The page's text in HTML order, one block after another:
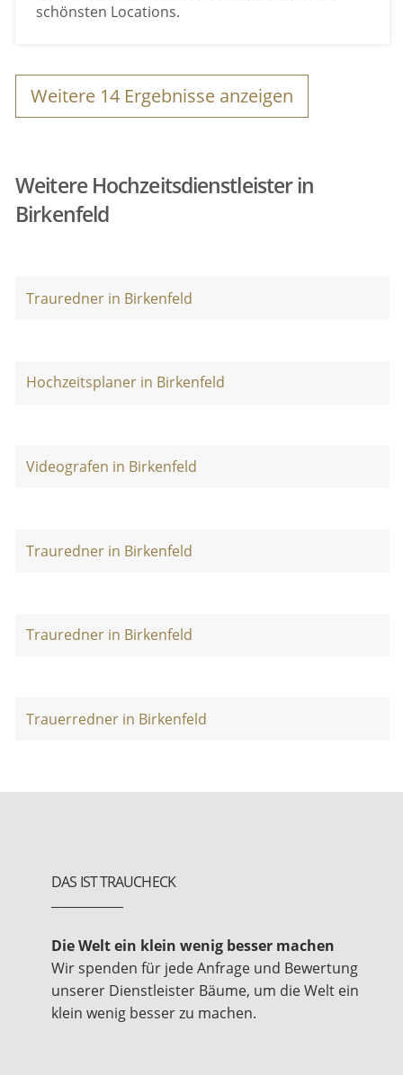
schönsten Locations.
Weitere 14 Ergebnisse anzeigen
Weitere Hochzeitsdienstleister in
Birkenfeld
Trauredner in Birkenfeld
Hochzeitsplaner in Birkenfeld
Videografen in Birkenfeld
Trauredner in Birkenfeld
Trauredner in Birkenfeld
Trauerredner in Birkenfeld
DAS IST TRAUCHECK
Die Welt ein klein wenig besser machen
Wir spenden für jede Anfrage und Bewertung
unserer Dienstleister Bäume, um die Welt ein
klein wenig besser zu machen.